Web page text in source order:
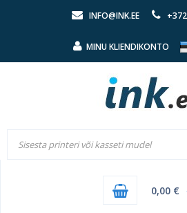
INFO@INK.EE
MINU KLIENDIKONTO
0,00 €